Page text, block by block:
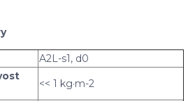
A2L-s1, d0
<< 1 kg·m-2